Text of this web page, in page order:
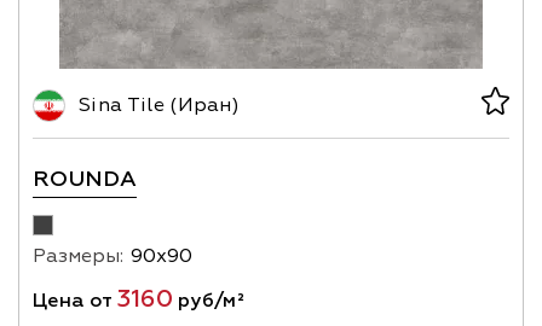
Sina Tile (Иран)
ROUNDA
Размеры: 90х90
Цена от 3160 руб/м²